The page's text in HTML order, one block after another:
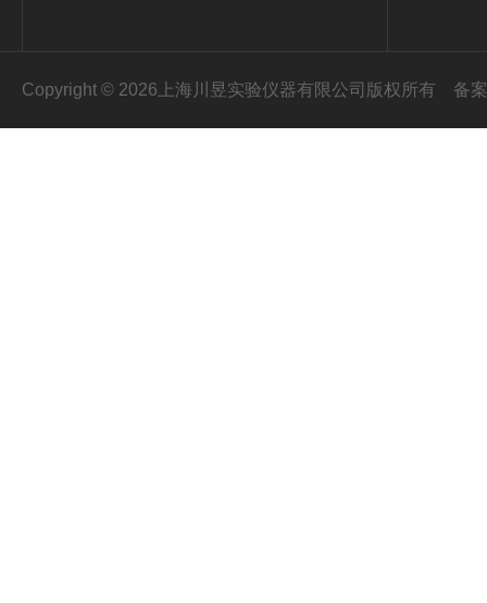
Copyright © 2026上海川昱实验仪器有限公司版权所有 备